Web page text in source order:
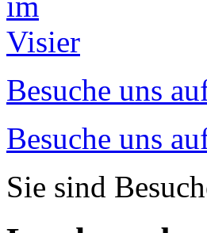
Besuche uns
Besuche uns
Sie sind